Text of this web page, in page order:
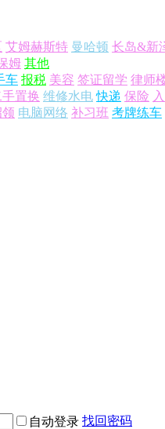
艾姆赫斯特 曼哈顿 长岛&新
姆 其他
车 报税 美容 签证留学 律师
手置换 维修水电 快递 保险
电脑网络 补习班 考牌练车
自动登录 找回密码